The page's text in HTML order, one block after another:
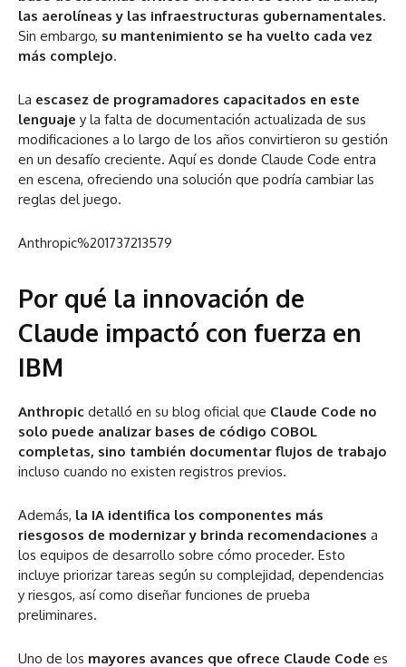
las aerolíneas y las infraestructuras gubernamentales.
Sin embargo, su mantenimiento se ha vuelto cada vez
más complejo.
La escasez de programadores capacitados en este
lenguaje y la falta de documentación actualizada de sus
modificaciones a lo largo de los años convirtieron su gestión
en un desafío creciente. Aquí es donde Claude Code entra
en escena, ofreciendo una solución que podría cambiar las
reglas del juego.
Anthropic%201737213579
Por qué la innovación de
Claude impactó con fuerza en
IBM
Anthropic detalló en su blog oficial que Claude Code no
solo puede analizar bases de código COBOL
completas, sino también documentar flujos de trabajo
incluso cuando no existen registros previos.
Además, la IA identifica los componentes más
riesgosos de modernizar y brinda recomendaciones a
los equipos de desarrollo sobre cómo proceder. Esto
incluye priorizar tareas según su complejidad, dependencias
y riesgos, así como diseñar funciones de prueba
preliminares.
Uno de los mayores avances que ofrece Claude Code es